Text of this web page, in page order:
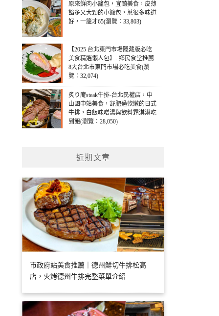
原來鮮肉小籠包，宜蘭美食，皮薄
餡多又大顆的小籠包，蔥很多味道
好，一籠才65(瀏覽：33,803)
【2025 台北東門市場隱藏版必吃
美食精選懶人包】- 鄉民食堂推薦
8大台北市東門市場必吃美食(瀏
覽：32,074)
炙り庵steak牛排-台北民權店，中
山國中站美食，舒肥過軟嫩的日式
牛排，白飯味噌湯與飲料霜淇淋吃
到飽(瀏覽：28,050)
近期文章
市政府站美食推薦｜德州鮮切牛排松高
店，火烤德州牛排完整菜單介紹